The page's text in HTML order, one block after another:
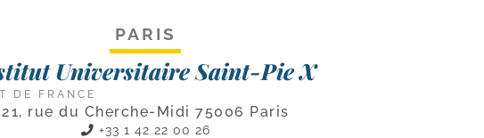
PARIS
Universitaire Saint-Pie X
DE FRANCE
21, rue du Cherche-Midi 75006 Paris
+33 1 42 22 00 26